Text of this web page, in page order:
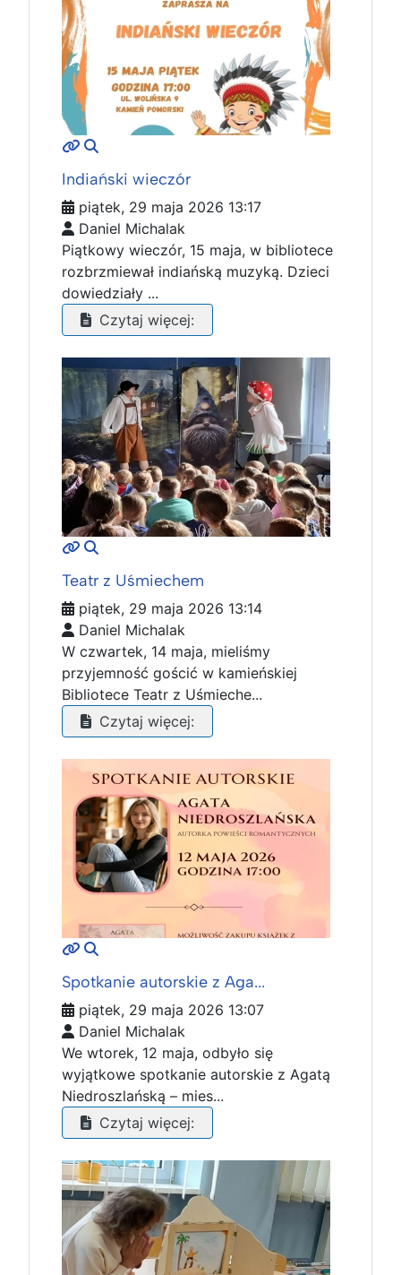
MOD_JTCS_VIEW_ARTICLE_LINK
Indiański wieczór
piątek, 29 maja 2026 13:17
Daniel Michalak
Piątkowy wieczór, 15 maja, w bibliotece
rozbrzmiewał indiańską muzyką. Dzieci
dowiedziały ...
Czytaj więcej:
MOD_JTCS_VIEW_ARTICLE_LINK
Teatr z Uśmiechem
piątek, 29 maja 2026 13:14
Daniel Michalak
W czwartek, 14 maja, mieliśmy
przyjemność gościć w kamieńskiej
Bibliotece Teatr z Uśmieche...
Czytaj więcej:
MOD_JTCS_VIEW_ARTICLE_LINK
Spotkanie autorskie z Aga...
piątek, 29 maja 2026 13:07
Daniel Michalak
We wtorek, 12 maja, odbyło się
wyjątkowe spotkanie autorskie z Agatą
Niedroszlańską – mies...
Czytaj więcej: